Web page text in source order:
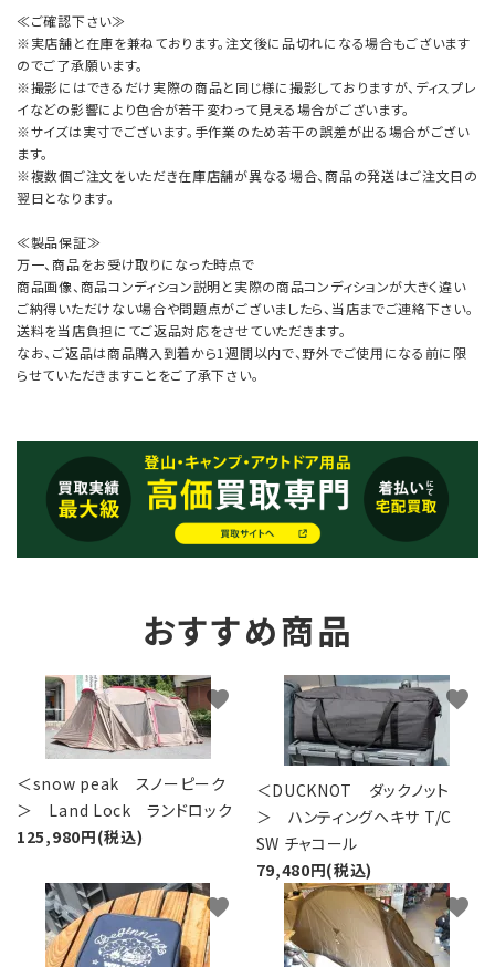
≪ご確認下さい≫
※実店舗と在庫を兼ねております。注文後に品切れになる場合もございます
のでご了承願います。
※撮影にはできるだけ実際の商品と同じ様に撮影しておりますが、ディスプレ
イなどの影響により色合が若干変わって見える場合がございます。
※サイズは実寸でございます。手作業のため若干の誤差が出る場合がござい
ます。
※複数個ご注文をいただき在庫店舗が異なる場合、商品の発送はご注文日の
翌日となります。
≪製品保証≫
万一、商品をお受け取りになった時点で
商品画像、商品コンディション説明と実際の商品コンディションが大きく違い
ご納得いただけない場合や問題点がございましたら、当店までご連絡下さい。
送料を当店負担にてご返品対応をさせていただきます。
なお、ご返品は商品購入到着から1週間以内で、野外でご使用になる前に限
らせていただきますことをご了承下さい。
おすすめ商品
＜snow peak スノーピーク
＞ Land Lock ランドロック
125,980円(税込)
favorite
＜DUCKNOT ダックノット
＞ ハンティングヘキサ T/C
SW チャコール
79,480円(税込)
favorite
favorite favorite